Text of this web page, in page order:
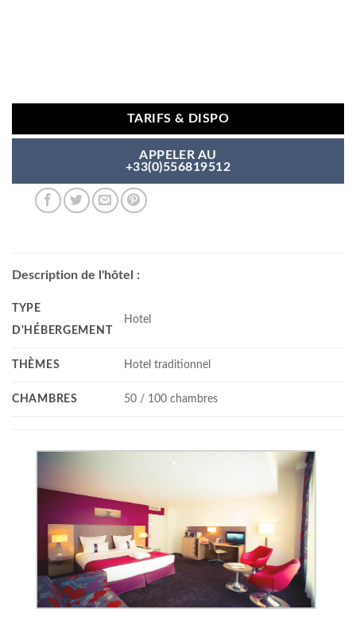
TARIFS & DISPO
APPELER AU
+33(0)556819512
Description de l'hôtel :
TYPE
D'HÉBERGEMENT
Hotel
THÈMES Hotel traditionnel
CHAMBRES 50 / 100 chambres